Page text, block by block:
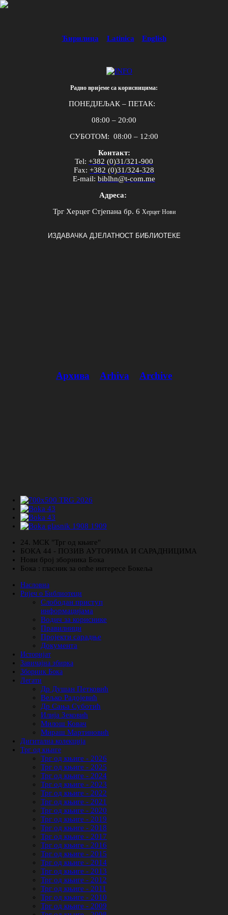
Ћирилица Latinica English
Радно вријеме са корисницима:
ПОНЕДЈЕЉАК – ПЕТАК:
08:00 – 20:00
СУБОТОМ: 08:00 – 12:00
Контакт:
Tel: +382 (0)31/321-900
Fax: +382 (0)31/324-328
E-mail: biblhn@t-com.me
Адреса:
Трг Херцег Стјепана бр. 6 Херцег Нови
ИЗДАВАЧКА ДЈЕЛАТНОСТ БИБЛИОТЕКЕ
Архива Arhiva Archive
24. МСК "Трг од књиге"
БОКА 44 - ПОЗИВ АУТОРИМА И САРАДНИЦИМА
Нови број зборника Бока
Бока : гласник за опће интересе Бокеља
Насловна
Ријеч о Библиотеци
Слободан приступ
информацијама
Водич за кориснике
Правилници
Пројекти сарадње
Документа
Историјат
Завичајна збирка
Зборник Бока
Легати
Др Душан Петковић
Вељко Радојевић
Др Сања Суботић
Илија Зековић
Милош Ковач
Мираш Мартиновић
Дигитална колекција
Трг од књиге
Трг од књиге - 2026
Трг од књиге - 2025
Трг од књиге - 2024
Трг од књиге - 2023
Трг од књиге - 2022
Трг од књиге - 2021
Трг од књиге - 2020
Трг од књиге - 2019
Трг од књиге - 2018
Трг од књиге - 2017
Трг од књиге - 2016
Трг од књиге - 2015
Трг од књиге - 2014
Трг од књиге - 2013
Трг од књиге - 2012
Трг од књиге - 2011
Трг од књиге - 2010
Трг од књиге - 2009